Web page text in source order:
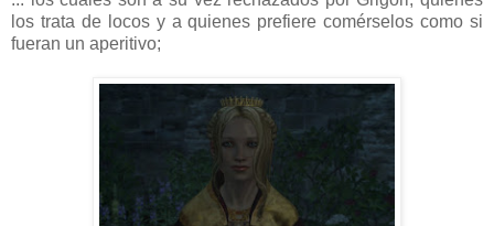
los trata de locos y a quienes prefiere comérselos como si
fueran un aperitivo;